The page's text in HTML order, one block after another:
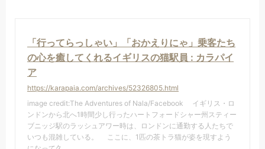
「行ってらっしゃい」「おかえりにゃ」乗客たち
の心を癒してくれるイギリスの猫駅員 : カラパイ
ア
https://karapaia.com/archives/52326805.html
image credit:The Adventures of Nala/Facebook イギリス・ロ
ンドンから北へ1時間少し行ったハートフォードシャー州スティー
ブニッジ駅のラッシュアワー時は、ロンドンに通勤する人たちで
いつも混雑している。 ここに、1匹の茶トラ猫が姿を現すよう